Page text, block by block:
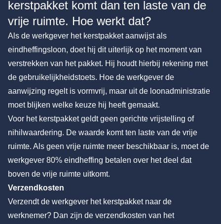
kerstpakket komt dan ten laste van de
vrije ruimte. Hoe werkt dat?
Als de werkgever het kerstpakket aanwijst als
eindheffingsloon, doet hij dit uiterlijk op het moment van
verstrekken van het pakket. Hij houdt hierbij rekening met
de gebruikelijkheidstoets. Hoe de werkgever de
aanwijzing regelt is vormvrij, maar uit de loonadministratie
moet blijken welke keuze hij heeft gemaakt.
Voor het kerstpakket geldt geen gerichte vrijstelling of
nihilwaardering. De waarde komt ten laste van de vrije
ruimte. Als geen vrije ruimte meer beschikbaar is, moet de
werkgever 80% eindheffing betalen over het deel dat
boven de vrije ruimte uitkomt.
Verzendkosten
Verzendt de werkgever het kerstpakket naar de
werknemer? Dan zijn de verzendkosten van het